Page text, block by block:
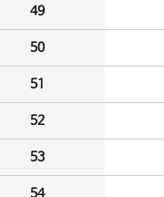
49
50
51
52
53
54